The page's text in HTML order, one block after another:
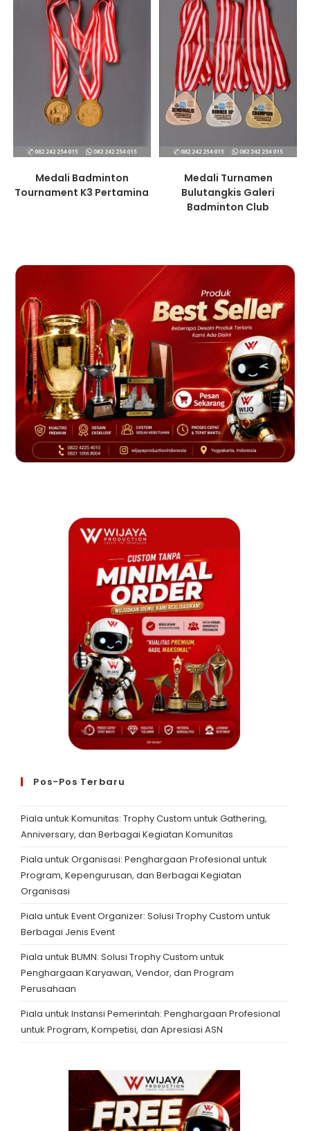
Medali Badminton
Tournament K3 Pertamina
Medali Turnamen
Bulutangkis Galeri
Badminton Club
Pos-Pos Terbaru
Piala untuk Komunitas: Trophy Custom untuk Gathering,
Anniversary, dan Berbagai Kegiatan Komunitas
Piala untuk Organisasi: Penghargaan Profesional untuk
Program, Kepengurusan, dan Berbagai Kegiatan
Organisasi
Piala untuk Event Organizer: Solusi Trophy Custom untuk
Berbagai Jenis Event
Piala untuk BUMN: Solusi Trophy Custom untuk
Penghargaan Karyawan, Vendor, dan Program
Perusahaan
Piala untuk Instansi Pemerintah: Penghargaan Profesional
untuk Program, Kompetisi, dan Apresiasi ASN